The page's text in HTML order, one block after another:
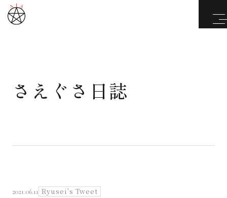
武道と医道
さえぐさ日誌
さえぐさ日誌
2021.06.11 Ryusei's Tweet